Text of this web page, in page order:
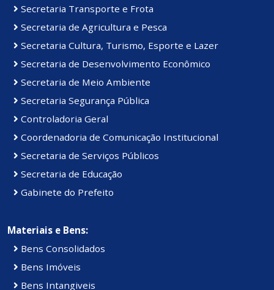
Secretaria Transporte e Frota
Secretaria de Agricultura e Pesca
Secretaria Cultura, Turismo, Esporte e Lazer
Secretaria de Desenvolvimento Econômico
Secretaria de Meio Ambiente
Secretaria Segurança Pública
Controladoria Geral
Coordenadoria de Comunicação Institucional
Secretaria de Serviços Públicos
Secretaria de Educação
Gabinete do Prefeito
Materiais e Bens:
Bens Consolidados
Bens Imóveis
Bens Intangiveis